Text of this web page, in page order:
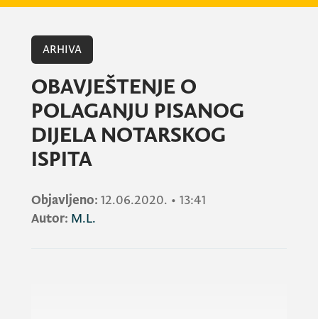
ARHIVA
OBAVJEŠTENJE O
POLAGANJU PISANOG
DIJELA NOTARSKOG
ISPITA
Objavljeno: 12.06.2020. • 13:41
Autor: M.L.